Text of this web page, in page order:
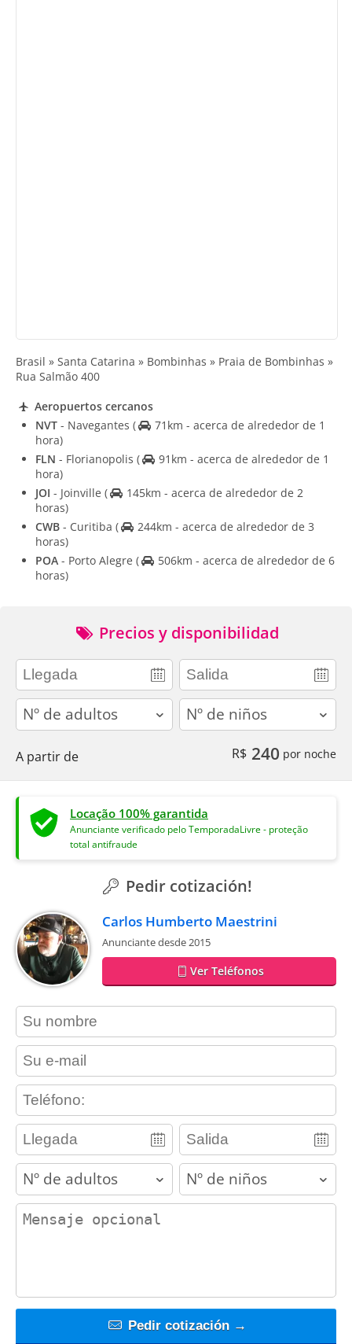
Brasil » Santa Catarina » Bombinhas » Praia de Bombinhas »
Rua Salmão 400
Aeropuertos cercanos
NVT - Navegantes (
71km - acerca de alrededor de 1
hora)
FLN - Florianopolis (
91km - acerca de alrededor de 1
hora)
JOI - Joinville (
145km - acerca de alrededor de 2
horas)
CWB - Curitiba (
244km - acerca de alrededor de 3
horas)
POA - Porto Alegre (
506km - acerca de alrededor de 6
horas)
Precios y disponibilidad
adults children
A partir de R$ 240 por noche
Locação 100% garantida
Anunciante verificado pelo TemporadaLivre - proteção
total antifraude
Pedir cotización!
Carlos Humberto Maestrini
Anunciante desde 2015
Ver Teléfonos
contact_name
contact_email
contact_phone
adults children
contact_message
Pedir cotización →